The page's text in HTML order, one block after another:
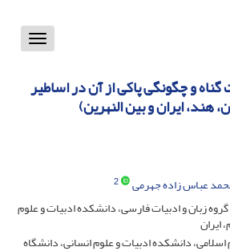
Toggle
و چگونگی پاکی از آن در اساطیر
ایران و بین النهرین)
عباس زاده جهرمی
2
زبان و ادبیات فارسی، دانشکده ادبیات و علوم
ایران
اسلامی، دانشکده ادبیات و علوم انسانی، دانشگاه